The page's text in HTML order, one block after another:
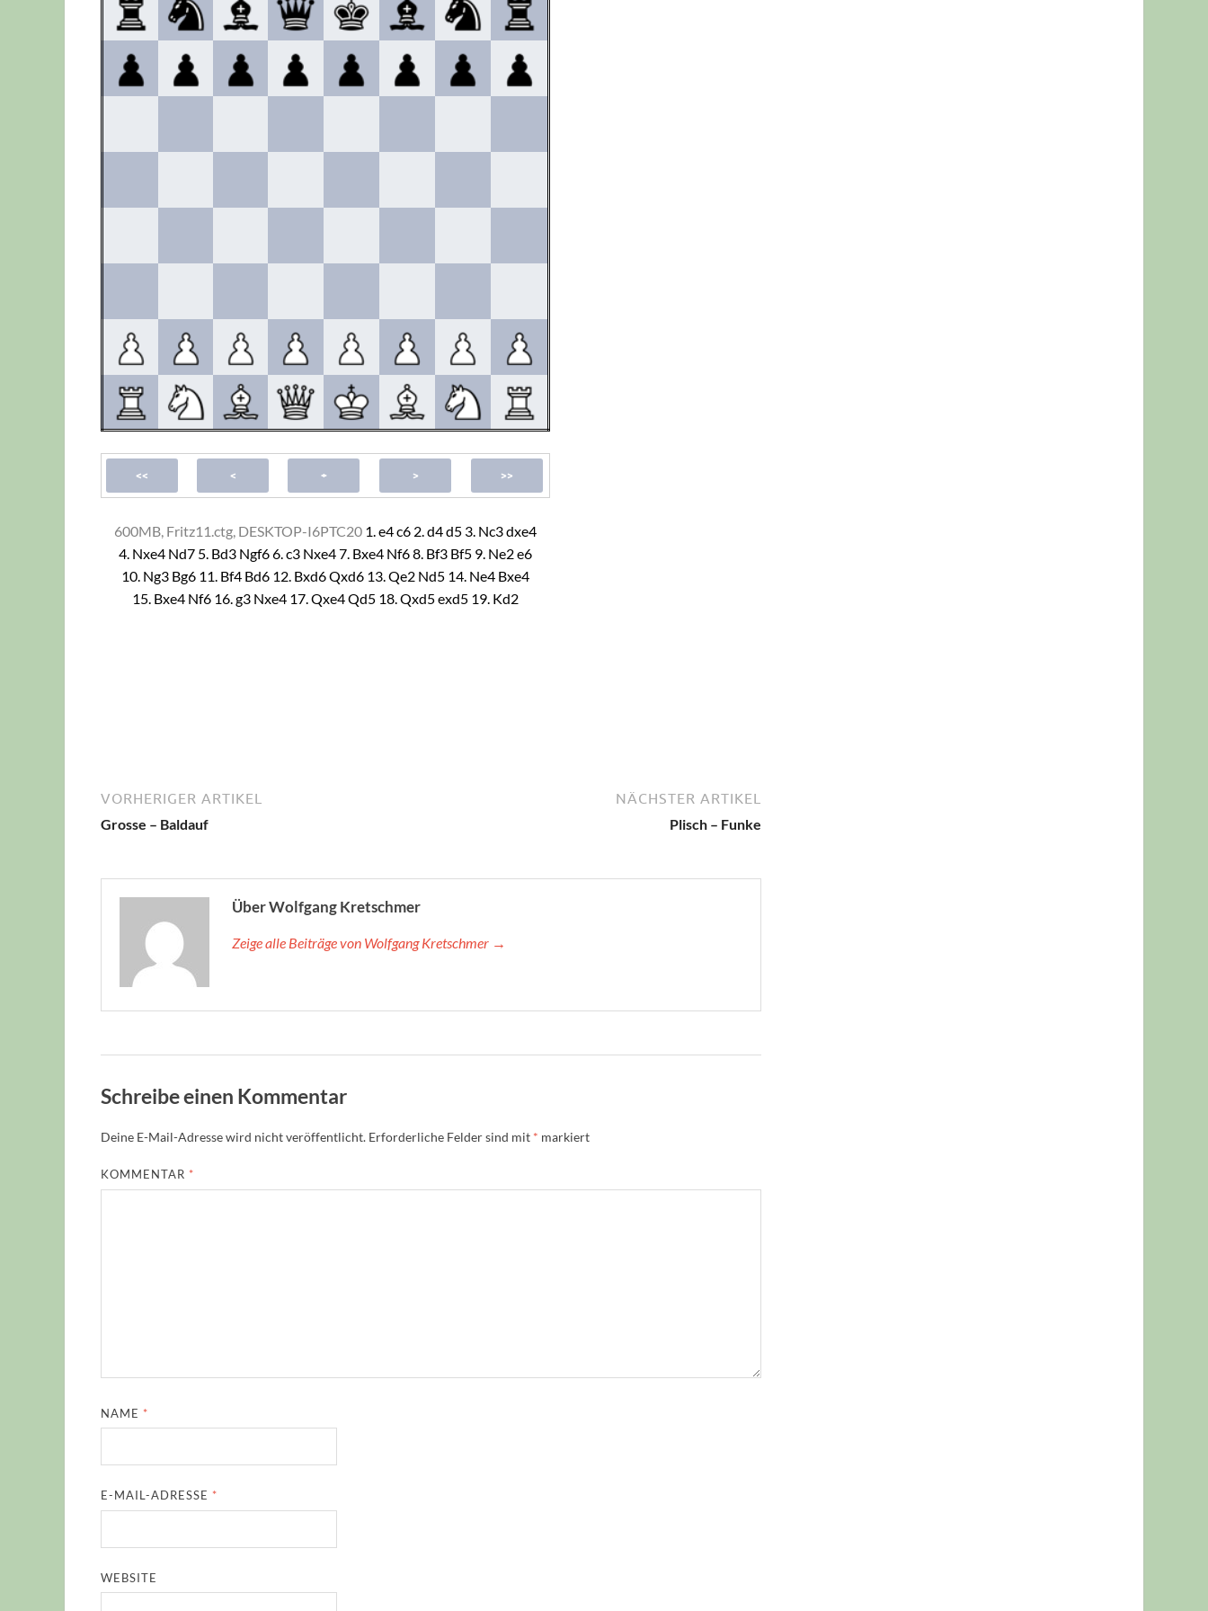
600MB, Fritz11.ctg, DESKTOP-I6PTC20 1. e4c6 2. d4d5 3. Nc3dxe4
4. Nxe4 Nd7 5. Bd3 Ngf66. c3 Nxe47. Bxe4 Nf68. Bf3 Bf5 9. Ne2e6
10. Ng3 Bg6 11. Bf4 Bd6 12. Bxd6Qxd6 13. Qe2 Nd5 14. Ne4 Bxe4
15. Bxe4 Nf6 16. g3 Nxe4 17. Qxe4Qd5 18. Qxd5exd5 19. Kd2
VORHERIGER ARTIKEL
Grosse – Baldauf
NÄCHSTER ARTIKEL
Plisch – Funke
Über Wolfgang Kretschmer
Zeige alle Beiträge von Wolfgang Kretschmer →
Schreibe einen Kommentar
Deine E-Mail-Adresse wird nicht veröffentlicht. Erforderliche Felder sind mit * markiert
KOMMENTAR *
NAME *
E-MAIL-ADRESSE *
WEBSITE